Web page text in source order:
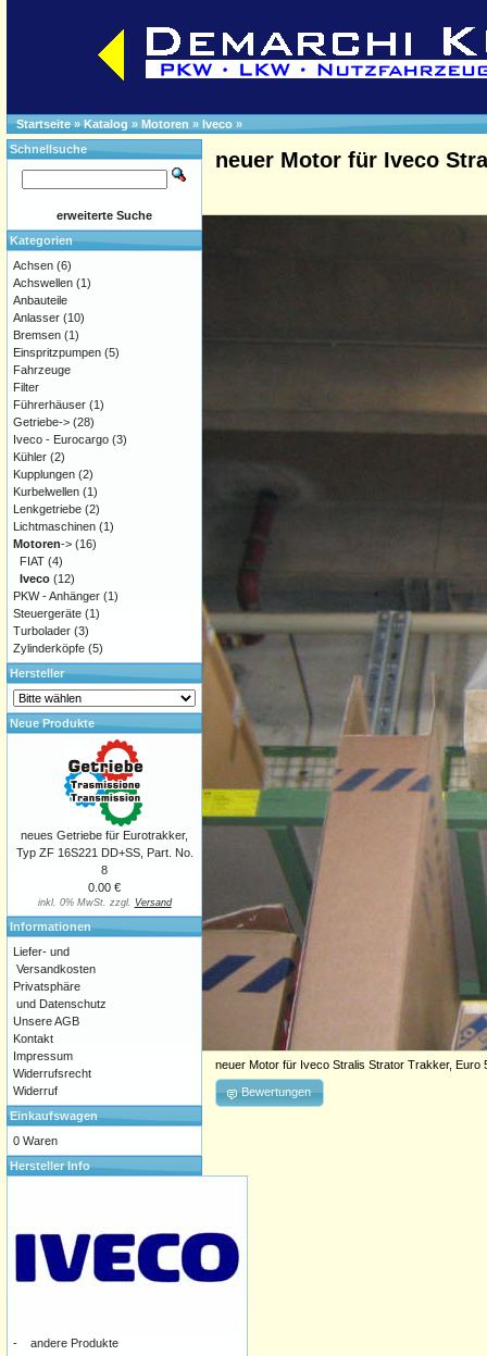
Startseite»Katalog » Motoren » Iveco »
neuer Motor für Iveco
neuer Motor für Iveco Stralis Strator Trakker, Euro
Bewertungen
Schnellsuche
erweiterte Suche
Kategorien
Achsen (6)
Achswellen (1)
Anbauteile
Anlasser (10)
Bremsen (1)
Einspritzpumpen (5)
Fahrzeuge
Filter
Führerhäuser (1)
Getriebe-> (28)
Iveco - Eurocargo (3)
Kühler (2)
Kupplungen (2)
Kurbelwellen (1)
Lenkgetriebe (2)
Lichtmaschinen (1)
Motoren-> (16)
FIAT (4)
Iveco (12)
PKW - Anhänger (1)
Steuergeräte (1)
Turbolader (3)
Zylinderköpfe (5)
Hersteller
Neue Produkte
neues Getriebe für Eurotrakker,
Typ ZF 16S221 DD+SS, Part. No.
8
0.00 €
inkl. 0% MwSt. zzgl. Versand
Informationen
Liefer- und
Versandkosten
Privatsphäre
und Datenschutz
Unsere AGB
Kontakt
Impressum
Widerrufsrecht
Widerruf
Einkaufswagen
0 Waren
Hersteller Info
-
andere Produkte